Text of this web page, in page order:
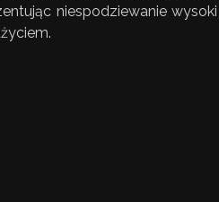
niespodziewanie